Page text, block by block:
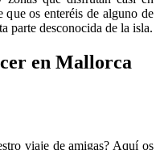
que os enteréis de alguno de
parte desconocida de la isla.
en Mallorca
viaje de amigas? Aquí os